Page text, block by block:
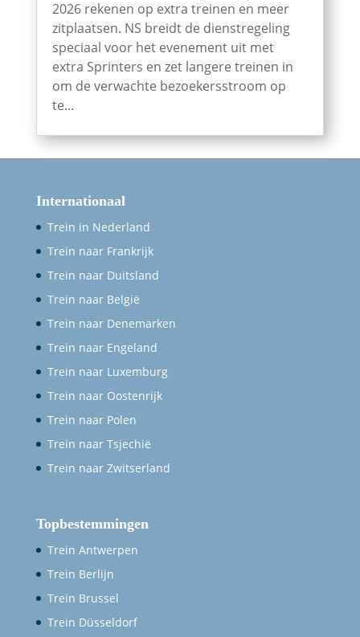
2026 rekenen op extra treinen en meer
zitplaatsen. NS breidt de dienstregeling
speciaal voor het evenement uit met
extra Sprinters en zet langere treinen in
om de verwachte bezoekersstroom op
te...
Internationaal
Trein in Nederland
Trein naar Frankrijk
Trein naar Duitsland
Trein naar België
Trein naar Denemarken
Trein naar Engeland
Trein naar Luxemburg
Trein naar Oostenrijk
Trein naar Polen
Trein naar Tsjechië
Trein naar Zwitserland
Topbestemmingen
Trein Antwerpen
Trein Berlijn
Trein Brussel
Trein Düsseldorf